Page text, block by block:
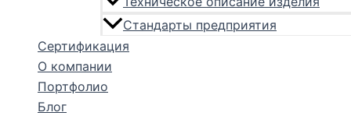
Стандарты предприятия
Сертификация
О компании
Портфолио
Блог